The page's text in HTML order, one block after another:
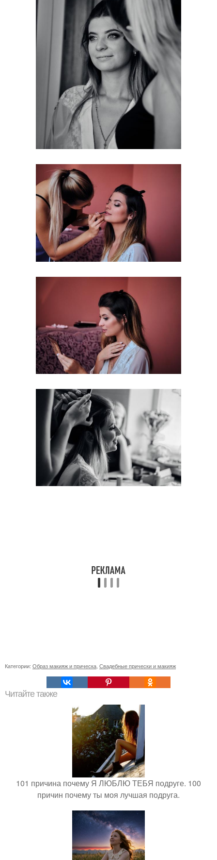
Категории: Образ макияж и прическа, Свадебные прически и макияж
Читайте также
101 причина почему Я ЛЮБЛЮ ТЕБЯ подруге. 100
причин почему ты моя лучшая подруга.